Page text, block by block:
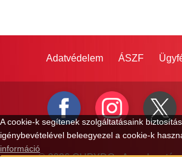
A cookie-k segítenek szolgáltatásaink
igénybevételével beleegyezel a cookie-k
információ
Adatvédelem ÁSZF